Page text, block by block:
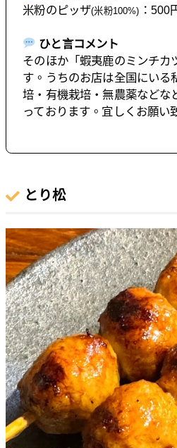
米粉のピッザ(米粉100%) ：500
ひと言コメント
そのほか「蝦夷鹿のミンチカ
す。うちのお店は全国にいる
培・有機栽培・無農薬などな
っております。宜しくお願い
とり松